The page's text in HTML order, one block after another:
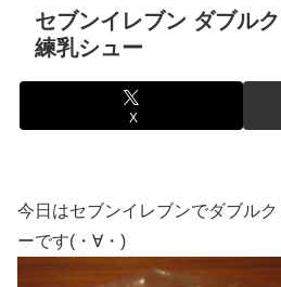
セブンイレブン ダブル
練乳シュー
X
今日はセブンイレブンでダブル
ーです(・∀・)